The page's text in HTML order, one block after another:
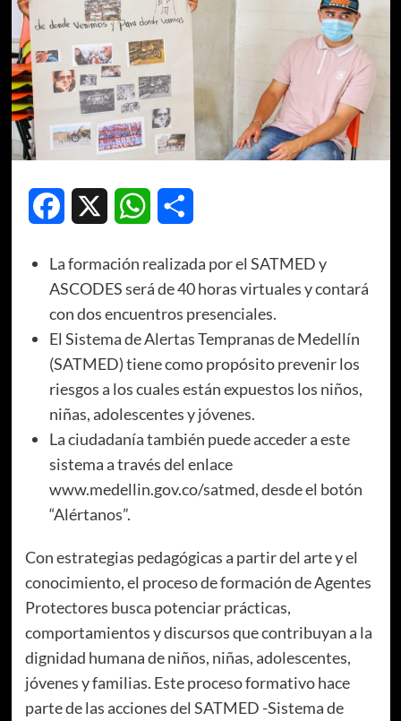
Facebook WhatsApp
La formación realizada por el SATMED y
ASCODES será de 40 horas virtuales y contará
con dos encuentros presenciales.
El Sistema de Alertas Tempranas de Medellín
(SATMED) tiene como propósito prevenir los
riesgos a los cuales están expuestos los niños,
niñas, adolescentes y jóvenes.
La ciudadanía también puede acceder a este
sistema a través del enlace
www.medellin.gov.co/satmed, desde el botón
“Alértanos”.
Con estrategias pedagógicas a partir del arte y el
conocimiento, el proceso de formación de Agentes
Protectores busca potenciar prácticas,
comportamientos y discursos que contribuyan a la
dignidad humana de niños, niñas, adolescentes,
jóvenes y familias. Este proceso formativo hace
parte de las acciones del SATMED -Sistema de